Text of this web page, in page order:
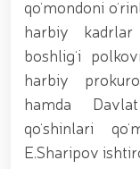
amaliy
qo‘mondoni
manzilli
oshirdi. //
xavfsiz
ishonchli
oshirildi. //
doimiy
general-
qoʻmondoni
harbiy
boshligʻi
harbiy
hamda
qoʻshinlari
E.Sharipov